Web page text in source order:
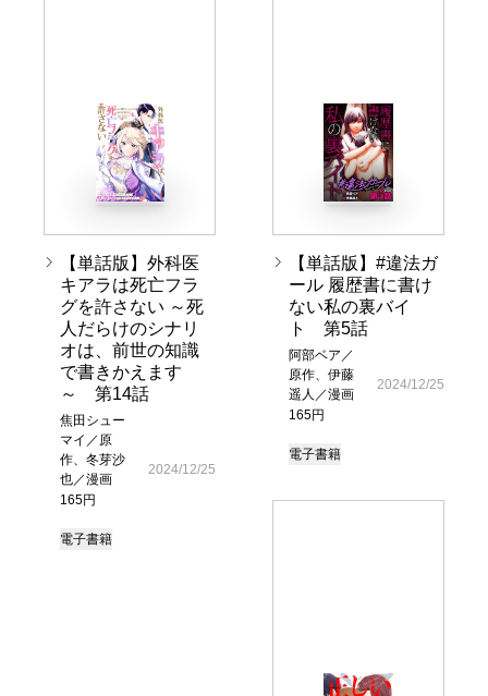
【単話版】外科医
キアラは死亡フラ
グを許さない ～死
人だらけのシナリ
オは、前世の知識
で書きかえます
～ 第14話
焦田シュー
マイ／原
作、冬芽沙
也／漫画
165円
2024/12/25
電子書籍
【単話版】#違法ガ
ール 履歴書に書け
ない私の裏バイ
ト 第5話
阿部ベア／
原作、伊藤
遥人／漫画
165円
2024/12/25
電子書籍